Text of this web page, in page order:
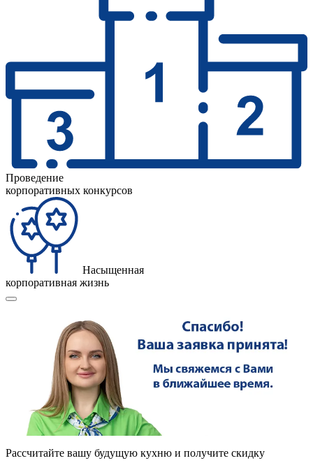
Проведение
корпоративных конкурсов
Насыщенная
корпоративная жизнь
Рассчитайте вашу будущую кухню и получите скидку